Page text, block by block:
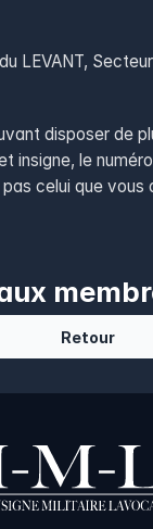
LEVANT,
disposer de
insigne, le
celui que vous
Retour